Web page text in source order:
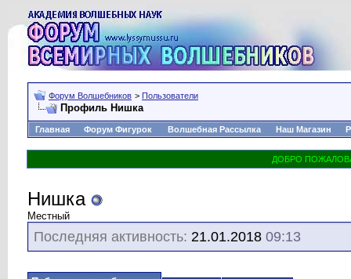
Форум Волшебников > Пользователи
Профиль Нишка
Главная Форум Фигурок Волшебная Рассылка Наш Магазин
Нишка
Местный
Последняя активность: 21.01.2018 09:13